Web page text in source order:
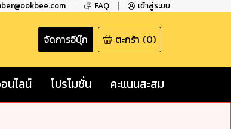
FAQ เข้าสู่ระบบ
จัดการอีบุ๊ก ตะกร้า (0)
นไลน์ โปรโมชั่น คะแนนสะสม